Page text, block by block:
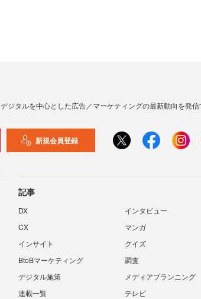
デジタルを中心とした広告／マーケティングの最新動向を発信
新規会員登録
記事
DX
インタビュー
CX
マンガ
インサイト
クイズ
BtoBマーケティング
調査
デジタル施策
メディアプランニング
連載一覧
テレビ